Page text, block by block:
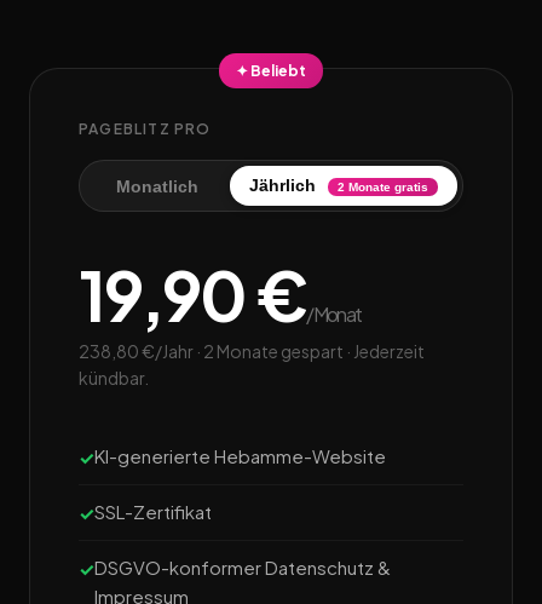
✦ Beliebt
PAGEBLITZ PRO
Monatlich Jährlich 2 Monate gratis
19,90 €/Monat
238,80 €/Jahr · 2 Monate gespart · Jederzeit
kündbar.
KI-generierte Hebamme-Website
SSL-Zertifikat
DSGVO-konformer Datenschutz &
Impressum